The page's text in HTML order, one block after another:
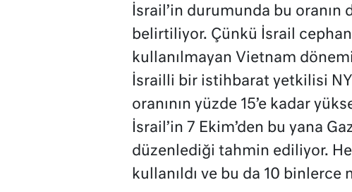
İsrail’in durumunda bu
belirtiliyor. Çünkü İsrail
kullanılmayan Vietnam
İsrailli bir istihbarat yetkilisi
oranının yüzde 15’e kadar
İsrail’in 7 Ekim’den bu yana
düzenlediği tahmin ediliyor.
kullanıldı ve bu da 10